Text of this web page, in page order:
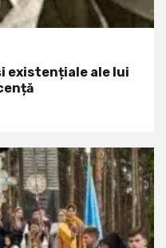
ale lui